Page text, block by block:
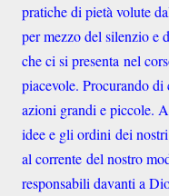
pratiche di pietà volute
per mezzo del silenzio e
che ci si presenta nel
piacevole. Procurando di
azioni grandi e piccole.
idee e gli ordini dei
al corrente del nostro
responsabili davanti a